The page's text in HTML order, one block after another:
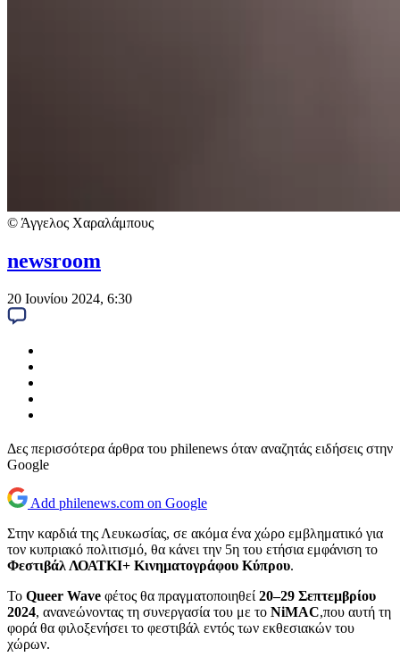
© Άγγελος Χαραλάμπους
newsroom
20 Ιουνίου 2024, 6:30
Δες περισσότερα άρθρα του philenews όταν αναζητάς ειδήσεις στην
Google
Add philenews.com on Google
Στην καρδιά της Λευκωσίας, σε ακόμα ένα χώρο εμβληματικό για
τον κυπριακό πολιτισμό, θα κάνει την 5η του ετήσια εμφάνιση το
Φεστιβάλ ΛΟΑΤΚΙ+ Κινηματογράφου Κύπρου.
Το Queer Wave φέτος θα πραγματοποιηθεί 20–29 Σεπτεμβρίου
2024, ανανεώνοντας τη συνεργασία του με το NiMAC,που αυτή τη
φορά θα φιλοξενήσει το φεστιβάλ εντός των εκθεσιακών του
χώρων.